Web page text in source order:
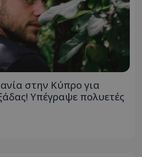
στην Κύπρο για
Υπέγραψε πολυετές